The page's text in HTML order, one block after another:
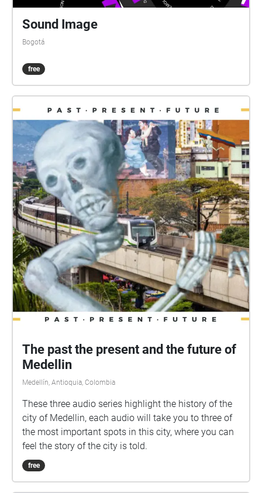
Sound Image
Bogotá
free
The past the present and the future of
Medellin
Medellín, Antioquia, Colombia
These three audio series highlight the history of the
city of Medellin, each audio will take you to three of
the most important spots in this city, where you can
feel the story of the city is told.
free